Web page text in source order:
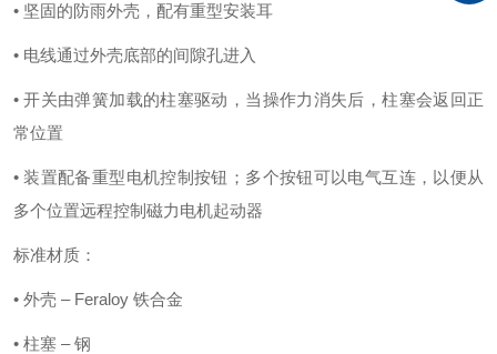
• 坚固的防雨外壳，配有重型安装耳
• 电线通过外壳底部的间隙孔进入
• 开关由弹簧加载的柱塞驱动，当操作力消失后，柱塞会返回正
常位置
• 装置配备重型电机控制按钮；多个按钮可以电气互连，以便从
多个位置远程控制磁力电机起动器
标准材质：
• 外壳 – Feraloy 铁合金
• 柱塞 – 钢